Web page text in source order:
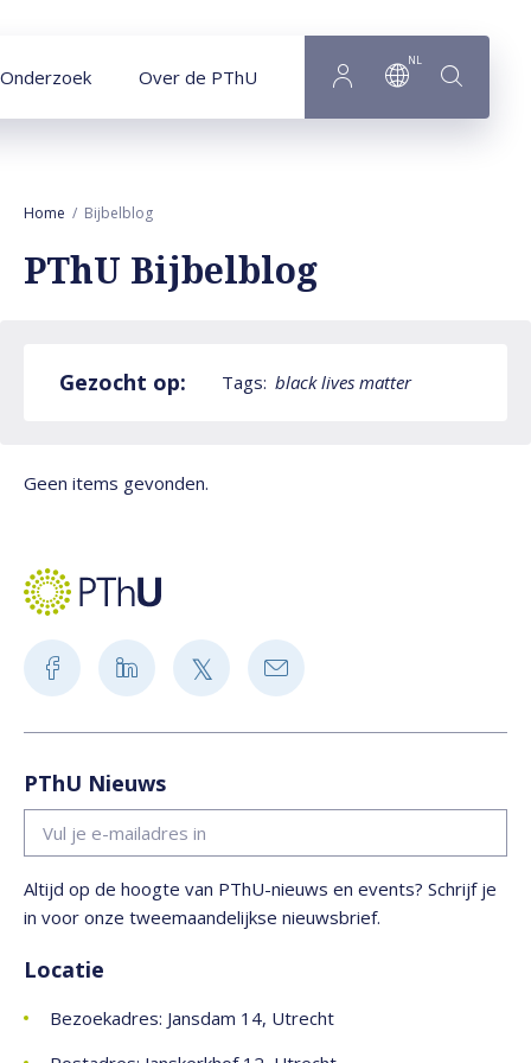
Onderzoek Over de PThU
NL
Home Bijbelblog
PThU Bijbelblog
Gezocht op: Tags: black lives matter
Geen items gevonden.
PThU Nieuws
Altijd op de hoogte van PThU-nieuws en events? Schrijf je
in voor onze tweemaandelijkse nieuwsbrief.
Locatie
Bezoekadres: Jansdam 14, Utrecht